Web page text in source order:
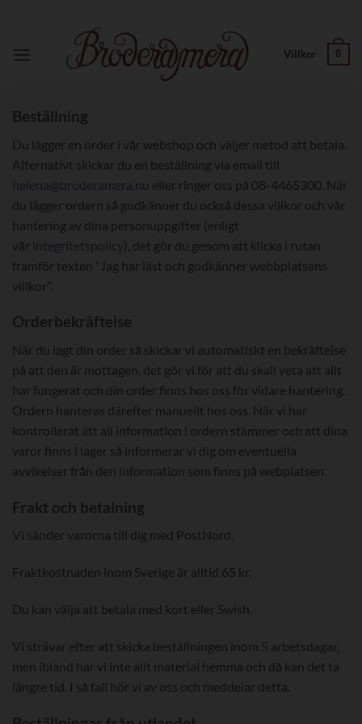
content
Villkor 0
Beställning
Du lägger en order i vår webshop och väljer metod att betala.
Alternativt skickar du en beställning via email till
helena@broderamera.nu eller ringer oss på 08-4465300. När
du lägger ordern så godkänner du också dessa villkor och vår
hantering av dina personuppgifter (enligt
vår integritetspolicy), det gör du genom att klicka i rutan
framför texten ” Jag har läst och godkänner webbplatsens
villkor” .
Orderbekräftelse
När du lagt din order så skickar vi automatiskt en bekräftelse
på att den är mottagen, det gör vi för att du skall veta att allt
har fungerat och din order finns hos oss för vidare hantering.
Ordern hanteras därefter manuellt hos oss. När vi har
kontrollerat att all information i ordern stämmer och att dina
varor finns i lager så informerar vi dig om eventuella
avvikelser från den information som finns på webplatsen.
Frakt och betalning
Vi sänder varorna till dig med PostNord.
Fraktkostnaden inom Sverige är alltid 65 kr.
Du kan välja att betala med kort eller Swish.
Vi strävar efter att skicka beställningen inom 5 arbetsdagar,
men ibland har vi inte allt material hemma och då kan det ta
längre tid. I så fall hör vi av oss och meddelar detta.